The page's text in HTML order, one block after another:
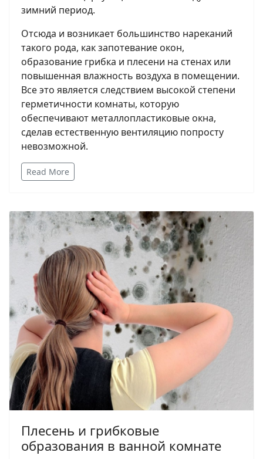
зимний период.
Отсюда и возникает большинство нареканий
такого рода, как запотевание окон,
образование грибка и плесени на стенах или
повышенная влажность воздуха в помещении.
Все это является следствием высокой степени
герметичности комнаты, которую
обеспечивают металлопластиковые окна,
сделав естественную вентиляцию попросту
невозможной.
Read More
Плесень и грибковые
образования в ванной комнате